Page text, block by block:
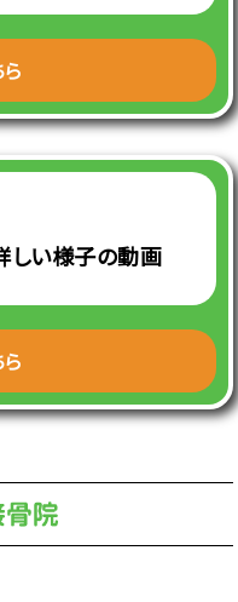
しい様子の動画